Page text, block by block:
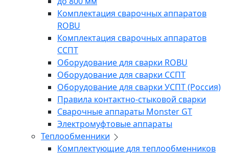
Комплектация сварочных аппаратов
ROBU
Комплектация сварочных аппаратов
ССПТ
Оборудование для сварки ROBU
Оборудование для сварки ССПТ
Оборудование для сварки УСПТ (Россия)
Правила контактно-стыковой сварки
Сварочные аппараты Monster GT
Электромуфтовые аппараты
Теплообменники
Комплектующие для теплообменников